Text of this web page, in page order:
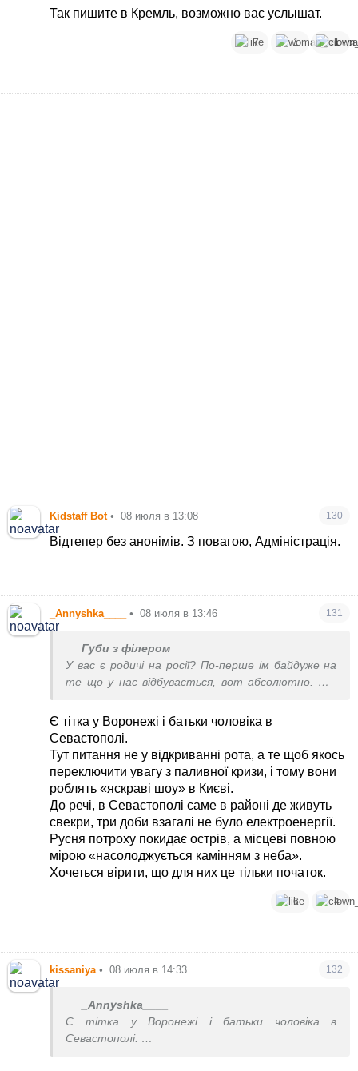
начинается это примитивное ’ русня’. Та как
хочешь назови... ВОЙНУ остановите!! и
избавьте меня от этих смертей и
Заигрались вы слишком..
Так пишите в Кремль, возможно вас услышат.
7 1 1
Kidstaff Bot • 08 июля в 13:08 130
Відтепер без анонімів. З повагою, Адміністрація.
_Annyshka____ • 08 июля в 13:46 131
Губи з філером
У вас є родичі на росії? По-перше ім байдуже на
те що у нас відбувається, вот абсолютно. По-
населення росії на щось впливає. Це
тоталітарна держава, будуть відкривати рота,
застосують росгвардію. На озброєнні росгвардії
є бронетехніка та кулемети, це не проти
зовнішніх ворогів і не проти заколотників типу
Пригожина, це саме проти населення
Є тітка у Воронежі і батьки чоловіка в
Севастополі.
Тут питання не у відкриванні рота, а те щоб якось
переключити увагу з паливної кризи, і тому вони
роблять «яскраві шоу» в Києві.
До речі, в Севастополі саме в районі де живуть
свекри, три доби взагалі не було електроенергії.
Русня потроху покидає острів, а місцеві повною
мірою «насолоджується камінням з неба».
Хочеться вірити, що для них це тільки початок.
6 4
kissaniya • 08 июля в 14:33 132
_Annyshka____
Є тітка у Воронежі і батьки чоловіка в
Севастополі.